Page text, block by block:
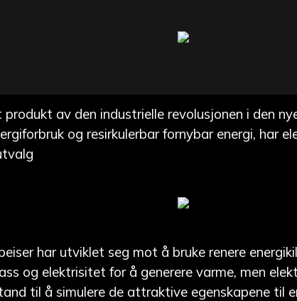
produkt av den industrielle revolusjonen i den
og resirkulerbar fornybar energi, har
har utviklet seg mot å bruke renere
og elektrisitet for å generere varme, men
til å simulere de attraktive egenskapene til